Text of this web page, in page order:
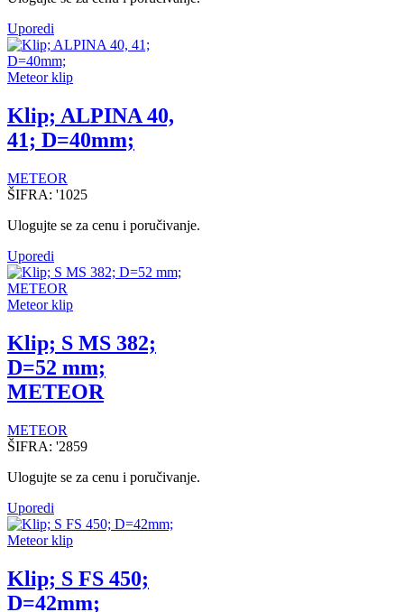
Uporedi
Meteor klip
Klip; ALPINA 40,
41; D=40mm;
METEOR
ŠIFRA: '1025
Ulogujte se za cenu i poručivanje.
Uporedi
Meteor klip
Klip; S MS 382;
D=52 mm;
METEOR
METEOR
ŠIFRA: '2859
Ulogujte se za cenu i poručivanje.
Uporedi
Meteor klip
Klip; S FS 450;
D=42mm;